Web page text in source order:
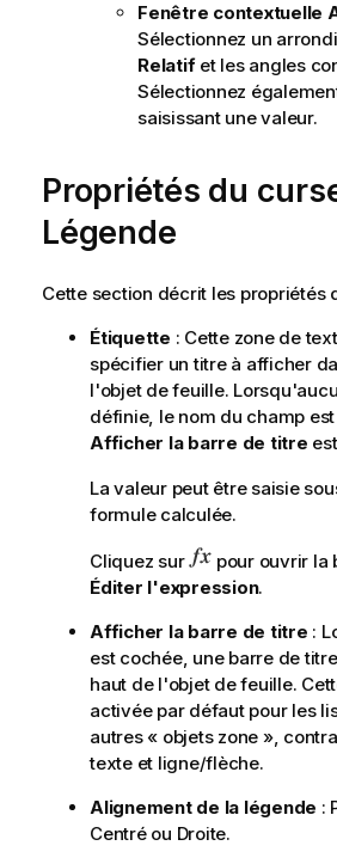
f
o
r
m
a
o
Fenêtre contextuelle
Sélectionnez un
Relatifet les angles
Sélectionnez
saisissant une valeur.
Propriétés du
Légende
Cette section décrit les propriétés
Étiquette : Cette zone de
spécifier un titre à afficher
l'objet de feuille.
définie, le nom du champ
Afficher la barre de titre
La valeur peut être saisie
formule calculée.
Cliquez sur
pour ouvrir la
Éditer l'expression.
Afficher la barre de titre :
est cochée, une barre de
haut de l'objet de feuille.
activée par défaut pour les
autres « objets zone »,
texte et ligne/flèche.
Alignement de la légende :
Centré ou Droite.